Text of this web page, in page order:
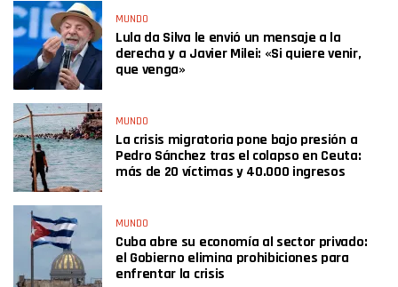
MUNDO
Lula da Silva le envió un mensaje a la
derecha y a Javier Milei: «Si quiere venir,
que venga»
MUNDO
La crisis migratoria pone bajo presión a
Pedro Sánchez tras el colapso en Ceuta:
más de 20 víctimas y 40.000 ingresos
MUNDO
Cuba abre su economía al sector privado:
el Gobierno elimina prohibiciones para
enfrentar la crisis